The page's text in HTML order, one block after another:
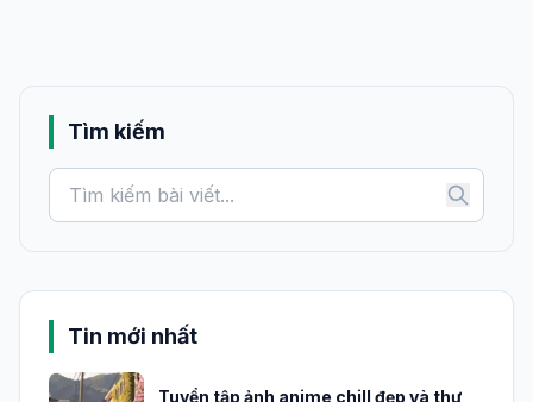
Tìm kiếm
Tin mới nhất
Tuyển tập ảnh anime chill đẹp và thư